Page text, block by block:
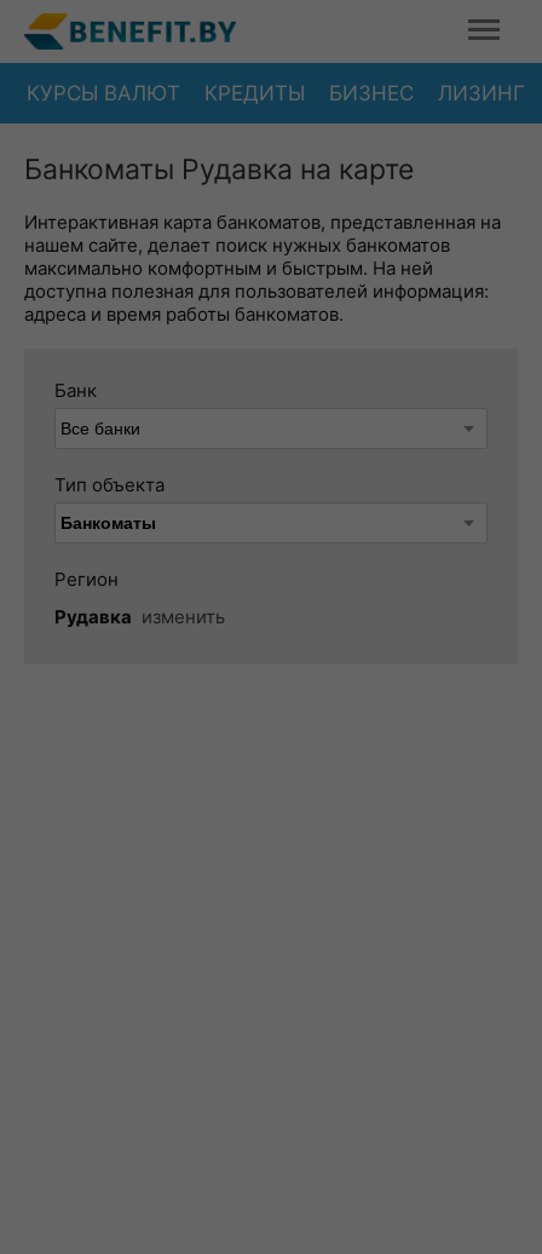
КУРСЫ ВАЛЮТ КРЕДИТЫ БИЗНЕС ЛИЗИНГ
Банкоматы Рудавка на карте
Интерактивная карта банкоматов, представленная на
нашем сайте, делает поиск нужных банкоматов
максимально комфортным и быстрым. На ней
доступна полезная для пользователей информация:
адреса и время работы банкоматов.
Банк
Тип объекта
Регион
Рудавка изменить